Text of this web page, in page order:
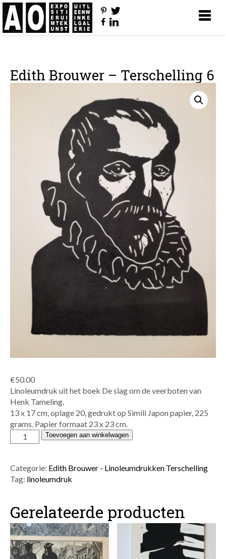
Edith Brouwer – Terschelling 6
€50.00
Linoleumdruk uit het boek De slag om de veerboten van
Henk Tameling.
13 x 17 cm, oplage 20, gedrukt op Simili Japon papier, 225
grams. Papier formaat 23 x 23 cm.
Edith
Brouwer
Terschelling
6
Toevoegen aan winkelwagen
Categorie: Edith Brouwer - Linoleumdrukken Terschelling
Tag: linoleumdruk
Gerelateerde producten